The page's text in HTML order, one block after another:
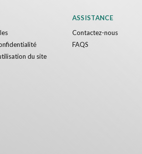
du site
ASSISTANCE
Contactez-nous
FAQS